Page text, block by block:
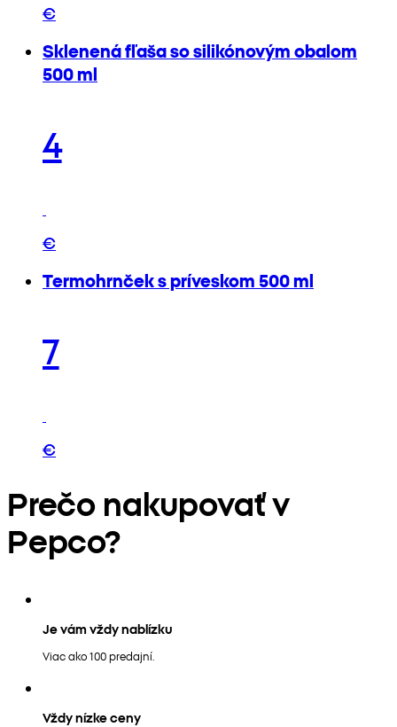
€
Sklenená fľaša so silikónovým obalom
500 ml
4
€
Termohrnček s príveskom 500 ml
7
€
Prečo nakupovať v
Pepco?
Je vám vždy nablízku
Viac ako 100 predajní.
Vždy nízke ceny